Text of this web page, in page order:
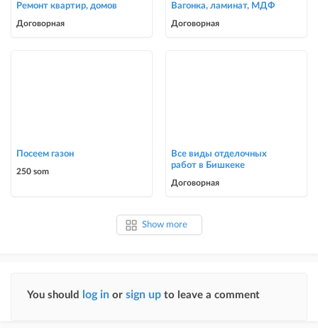
Ремонт квартир, домов
Договорная
Вагонка, ламинат, МДФ
Договорная
Посеем газон
250 som
Все виды отделочных
работ в Бишкеке
Договорная
Show more
You should log in or sign up to leave a comment